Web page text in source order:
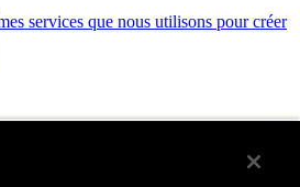
services que nous utilisons pour créer